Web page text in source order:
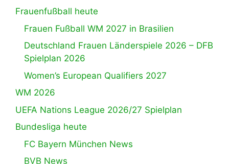
Frauenfußball heute
Frauen Fußball WM 2027 in Brasilien
Deutschland Frauen Länderspiele 2026 – DFB
Spielplan 2026
Women’s European Qualifiers 2027
WM 2026
UEFA Nations League 2026/27 Spielplan
Bundesliga heute
FC Bayern München News
BVB News